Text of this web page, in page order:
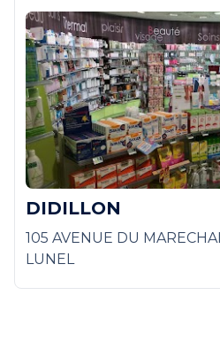
DIDILLON
105 AVENUE DU
LUNEL